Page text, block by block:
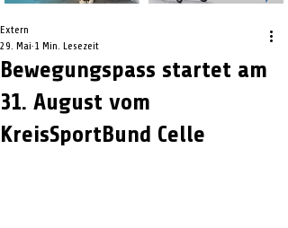
Bewegungspass startet am
31. August vom
KreisSportBund Celle
Extern
29. Mai 1 Min. Lesezeit